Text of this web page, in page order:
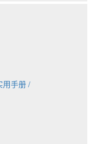
用手册 /